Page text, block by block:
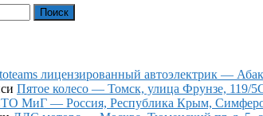
Поиск
лицензированный автоэлектрик —
Пятое колесо — Томск, улица Фрунзе, 119/
МиГ — Россия, Республика Крым,